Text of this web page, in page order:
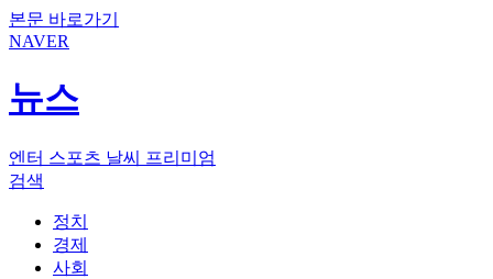
본문 바로가기
NAVER
뉴스
엔터 스포츠 날씨
프리미엄
검색
정치
경제
사회